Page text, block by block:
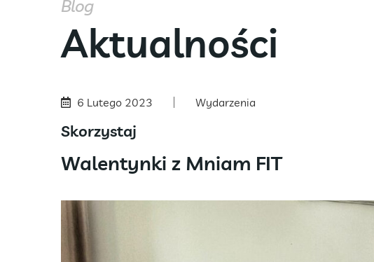
Blog
Aktualności
6 Lutego 2023 Wydarzenia
Skorzystaj
Walentynki z Mniam FIT